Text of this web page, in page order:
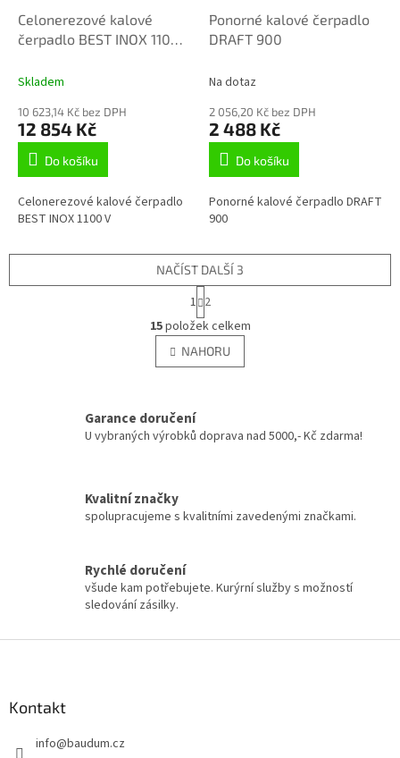
Celonerezové kalové
čerpadlo BEST INOX 1100
Skladem
10 623,14 Kč bez DPH
12 854 Kč
Do košíku
Celonerezové kalové čerpadlo
BEST INOX 1100 V
Ponorné kalové čerpadlo
DRAFT 900
Na dotaz
2 056,20 Kč bez DPH
2 488 Kč
Do košíku
Ponorné kalové čerpadlo DRAFT
900
O
v
l
á
í
y
i
NAČÍST DALŠÍ 3
S
t
r
á
n
k
n
í
1 2
15položek celkem
NAHORU
Garance doručení
U vybraných výrobků doprava nad 5000,- Kč zdarma!
Kvalitní značky
spolupracujeme s kvalitními zavedenými značkami.
Rychlé doručení
všude kam potřebujete. Kurýrní služby s možností
sledování zásilky.
Kontakt
info@baudum.cz